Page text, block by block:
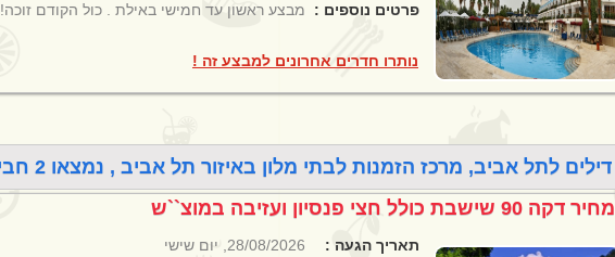
פרטים נוספים :
מבצע ראשון עד חמישי באילת . כול הקודם זוכה!
נותרו חדרים אחרונים למבצע זה !
דילים לתל אביב, מרכז הזמנות לבתי מלון באיזור תל אביב , נמצאו 2 חבילות נופש לתל אביב
מחיר דקה 90 שישבת כולל חצי פנסיון ועזיבה במוצ``ש
תאריך הגעה :
28/08/2026, יום שישי